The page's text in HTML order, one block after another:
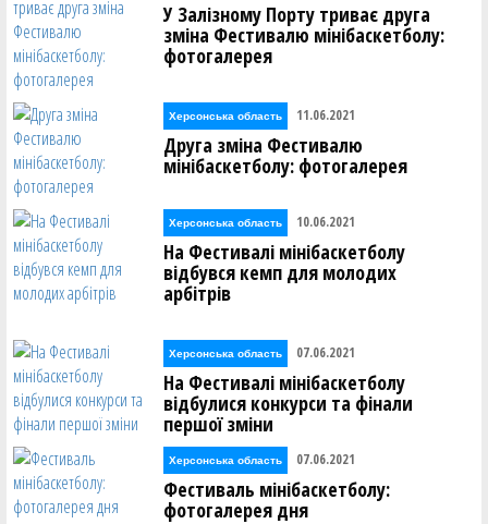
У Залізному Порту триває друга
зміна Фестивалю мінібаскетболу:
фотогалерея
Херсонська область 11.06.2021
Друга зміна Фестивалю
мінібаскетболу: фотогалерея
Херсонська область 10.06.2021
На Фестивалі мінібаскетболу
відбувся кемп для молодих
арбітрів
Херсонська область 07.06.2021
На Фестивалі мінібаскетболу
відбулися конкурси та фінали
першої зміни
Херсонська область 07.06.2021
Фестиваль мінібаскетболу:
фотогалерея дня